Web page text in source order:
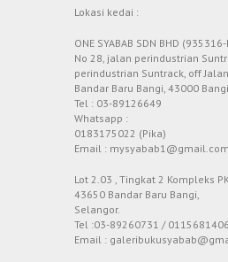
Lokasi kedai :
ONE SYABAB SDN BHD (935316-
No 28, jalan perindustrian
perindustrian Suntrack, off
Bandar Baru Bangi, 43000
Tel : 03-89126649
Whatsapp :
0183175022 (Pika)
Email : mysyabab1@gmail.com
Lot 2.03 , Tingkat 2 Kompleks
43650 Bandar Baru Bangi,
Selangor.
Tel :03-89260731 /
Email :